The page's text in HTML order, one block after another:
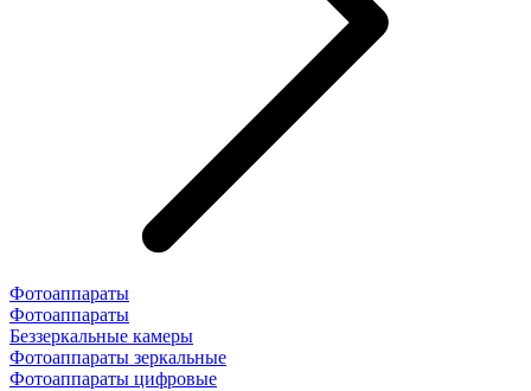
Фотоаппараты
Фотоаппараты
Беззеркальные камеры
Фотоаппараты зеркальные
Фотоаппараты цифровые